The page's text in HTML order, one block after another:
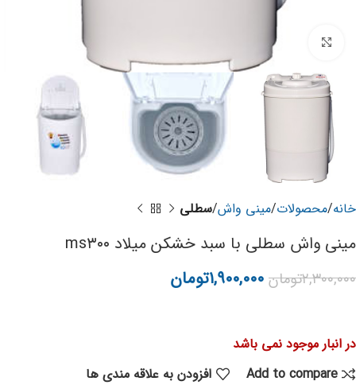
برای بزرگنمایی کلیک کنید
خانه محصولات مینی واش سطلی
مینی واش سطلی با سبد خشکن میلاد ms۳۰۰
۲,۳۰۰,۰۰۰تومان ۱,۹۰۰,۰۰۰تومان
در انبار موجود نمی باشد
Add to compare
افزودن به علاقه مندی ها